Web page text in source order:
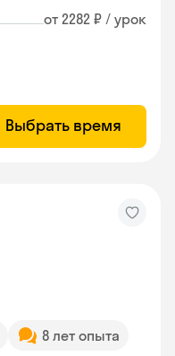
от 2282 ₽ / урок
Выбрать время
8 лет опыта